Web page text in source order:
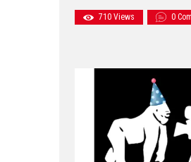
710 Views 0